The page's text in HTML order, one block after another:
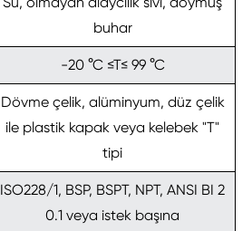
buhar
-20 °C ≤T≤ 99 °C
Dövme çelik, alüminyum, düz çelik
ile plastik kapak veya kelebek "T"
tipi
ISO228/1, BSP, BSPT, NPT, ANSI BI 2
0.1 veya istek başına